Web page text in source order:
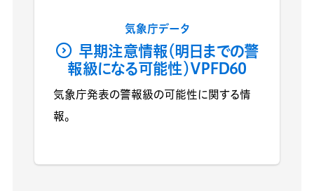
気象庁データ
早期注意情報（明日までの警
報級になる可能性）VPFD60
気象庁発表の警報級の可能性に関する情
報。